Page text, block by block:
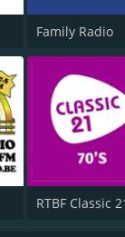
Family Radio